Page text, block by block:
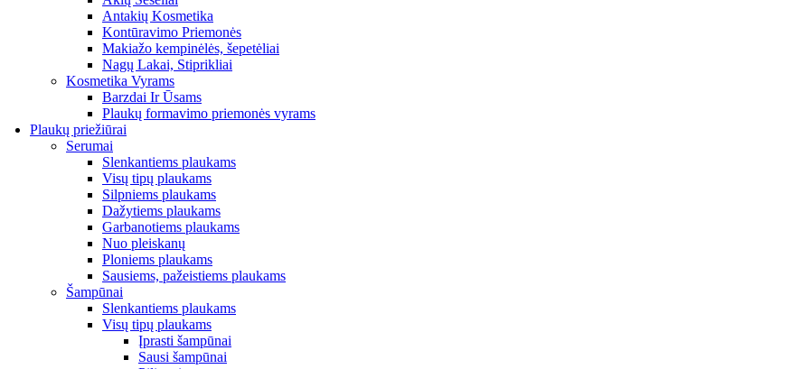
Antakių Kosmetika
Kontūravimo Priemonės
Makiažo kempinėlės, šepetėliai
Nagų Lakai, Stiprikliai
Kosmetika Vyrams
Barzdai Ir Ūsams
Plaukų formavimo priemonės vyrams
Plaukų priežiūrai
Serumai
Slenkantiems plaukams
Visų tipų plaukams
Silpniems plaukams
Dažytiems plaukams
Garbanotiems plaukams
Nuo pleiskanų
Ploniems plaukams
Sausiems, pažeistiems plaukams
Šampūnai
Slenkantiems plaukams
Visų tipų plaukams
Įprasti šampūnai
Sausi šampūnai